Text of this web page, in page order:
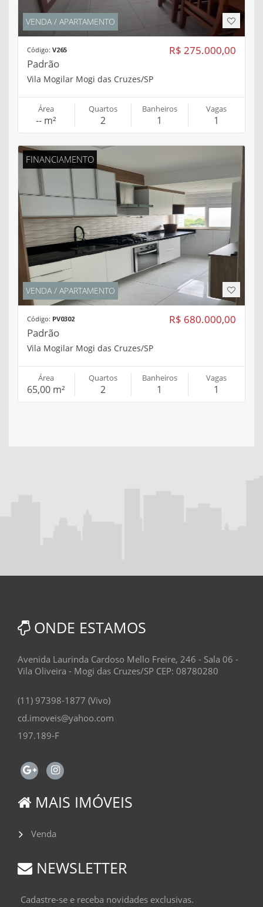
VENDA / APARTAMENTO
R$ 275.000,00
Código: V265
Padrão
Vila Mogilar Mogi das Cruzes/SP
Área
-- m²
Quartos
2
Banheiros
1
Vagas
1
FINANCIAMENTO
VENDA / APARTAMENTO
R$ 680.000,00
Código: PV0302
Padrão
Vila Mogilar Mogi das Cruzes/SP
Área
65,00 m²
Quartos
2
Banheiros
1
Vagas
1
ONDE ESTAMOS
Avenida Laurinda Cardoso Mello Freire, 246 - Sala 06 -
Vila Oliveira - Mogi das Cruzes/SP CEP: 08780280
(11) 97398-1877 (Vivo)
cd.imoveis@yahoo.com
197.189-F
MAIS IMÓVEIS
Venda
NEWSLETTER
Cadastre-se e receba novidades exclusivas.